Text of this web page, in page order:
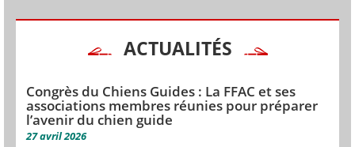
ACTUALITÉS
Congrès du Chiens Guides : La FFAC et ses
associations membres réunies pour préparer
l’avenir du chien guide
27 avril 2026